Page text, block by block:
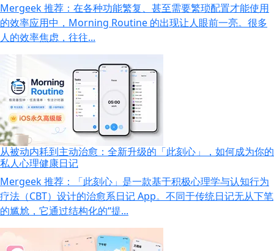
Mergeek 推荐：在各种功能繁复、甚至需要繁琐配置才能使用
的效率应用中，Morning Routine 的出现让人眼前一亮。很多
人的效率焦虑，往往...
从被动内耗到主动治愈：全新升级的「此刻心」，如何成为你的
私人心理健康日记
Mergeek 推荐：「此刻心」是一款基于积极心理学与认知行为
疗法（CBT）设计的治愈系日记 App。不同于传统日记无从下笔
的尴尬，它通过结构化的“提...